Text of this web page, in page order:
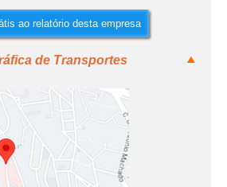
ao relatório desta empresa
de Transportes